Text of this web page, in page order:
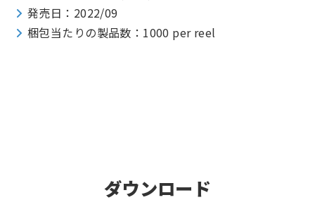
発売日：2022/09
梱包当たりの製品数：1000 per reel
ダウンロード